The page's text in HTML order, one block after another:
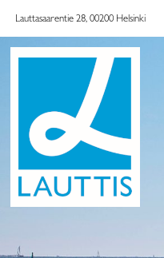
Lauttasaarentie 28, 00200 Helsinki